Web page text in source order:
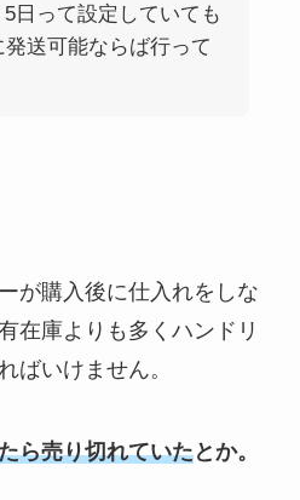
5日って設定していても
発送可能ならば行って
が購入後に仕入れをしな
在庫よりも多くハンドリ
ばいけません。
ら売り切れていたとか。